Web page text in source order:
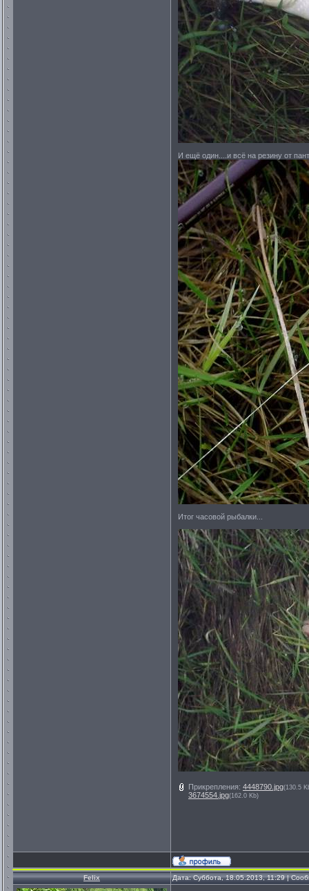
И ещё один....и всё на резину от
Итог часовой рыбалки...
Прикрепления: 4448790.jpg(130.5
3674554.jpg(162.0 Kb)
Felix Дата: Суббота, 18.05.2013, 11:29 |